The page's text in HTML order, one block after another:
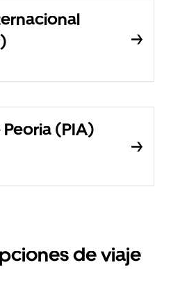
(PIA)
de viaje